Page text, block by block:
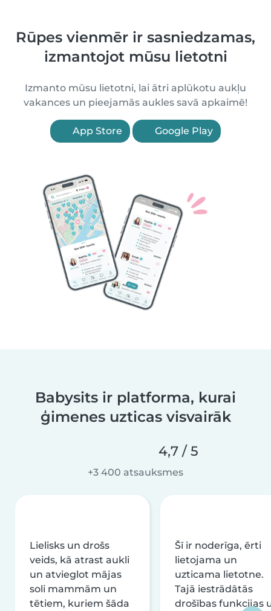
Rūpes vienmēr ir sasniedzamas,
izmantojot mūsu lietotni
Izmanto mūsu lietotni, lai ātri aplūkotu aukļu
vakances un pieejamās aukles savā apkaimē!
App Store Google Play
Babysits ir platforma, kurai
ģimenes uzticas visvairāk
4,7 / 5
+3 400 atsauksmes
Lielisks un drošs
veids, kā atrast aukli
un atvieglot mājas
soli mammām un
tētiem, kuriem šāda
Šī ir noderīga, ērti
lietojama un
uzticama lietotne.
Tajā iestrādātās
drošības funkcijas